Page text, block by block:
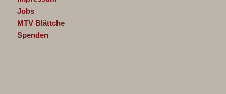
Jobs
MTV Blättche
Spenden